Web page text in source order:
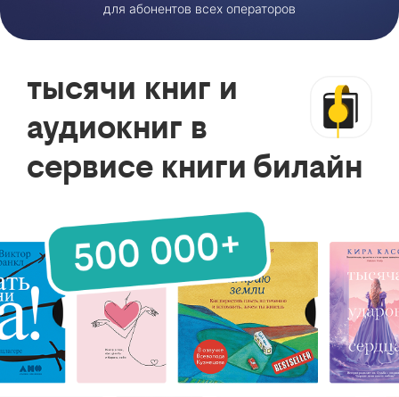
для абонентов всех операторов
тысячи книг и
аудиокниг в
сервисе книги билайн